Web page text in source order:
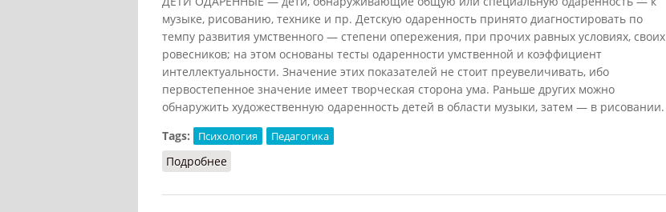
музыке, рисованию, технике и пр. Детскую одаренность принято диагностировать по
темпу развития умственного — степени опережения, при прочих равных условиях, своих
ровесников; на этом основаны тесты одаренности умственной и коэффициент
интеллектуальности. Значение этих показателей не стоит преувеличивать, ибо
первостепенное значение имеет творческая сторона ума. Раньше других можно
обнаружить художественную одаренность детей в области музыки, затем — в рисовании.
Tags:
Психология Педагогика
Подробнее